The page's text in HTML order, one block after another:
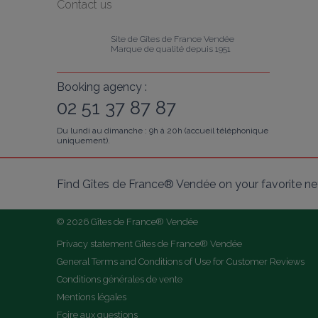
Contact us
Site de Gîtes de France Vendée
Marque de qualité depuis 1951
Booking agency :
02 51 37 87 87
Du lundi au dimanche : 9h à 20h (accueil téléphonique
uniquement).
Find Gîtes de France® Vendée on your favorite
© 2026 Gîtes de France® Vendée
Privacy statement Gîtes de France® Vendée
General Terms and Conditions of Use for Customer Reviews
Conditions générales de vente
Mentions légales
Foire aux questions